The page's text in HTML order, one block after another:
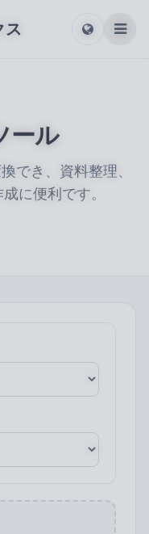
ス
ール
でき、資料整理、
に便利です。